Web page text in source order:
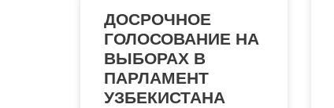
ДОСРОЧНОЕ
ГОЛОСОВАНИЕ НА
ВЫБОРАХ В
ПАРЛАМЕНТ
УЗБЕКИСТАНА